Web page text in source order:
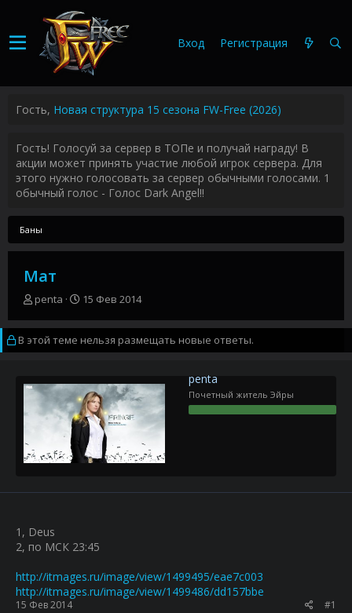
Вход Регистрация
Гость, Новая структура 15 сезона FW-Free (2026)
Гость! Голосуй за сервер в ТОПе и получай награду! В
акции может принять участие любой игрок сервера. Для
этого нужно голосовать за сервер обычными голосами. 1
обычный голос - Голос Dark Angel!!
Баны
Мат
А
т
о
р
е
м
penta
Д
т
а
н
ч
а
л
а
15 Фев 2014
В этой теме нельзя размещать новые ответы.
penta
Почетный житель Эйры
1, Deus
2, по МСК 23:45
http://itmages.ru/image/view/1499495/eae7c003
http://itmages.ru/image/view/1499486/dd157bbe
15 Фев 2014 #1